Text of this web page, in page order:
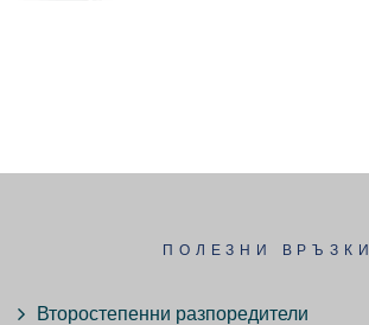
ПОЛЕЗНИ ВРЪЗКИ
Второстепенни разпоредители